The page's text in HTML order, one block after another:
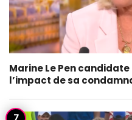
Marine Le Pen
l’impact de sa